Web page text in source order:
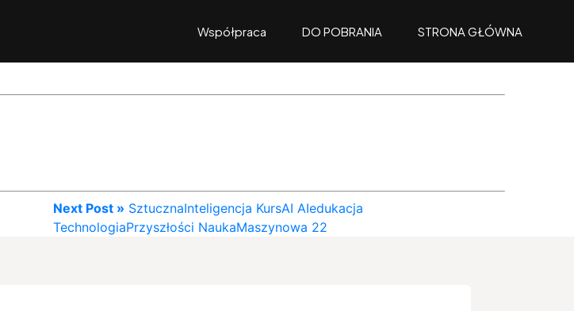
Współpraca DO POBRANIA STRONA GŁÓWNA
Next Post » SztucznaInteligencja KursAI AIedukacja
TechnologiaPrzyszłości NaukaMaszynowa 22